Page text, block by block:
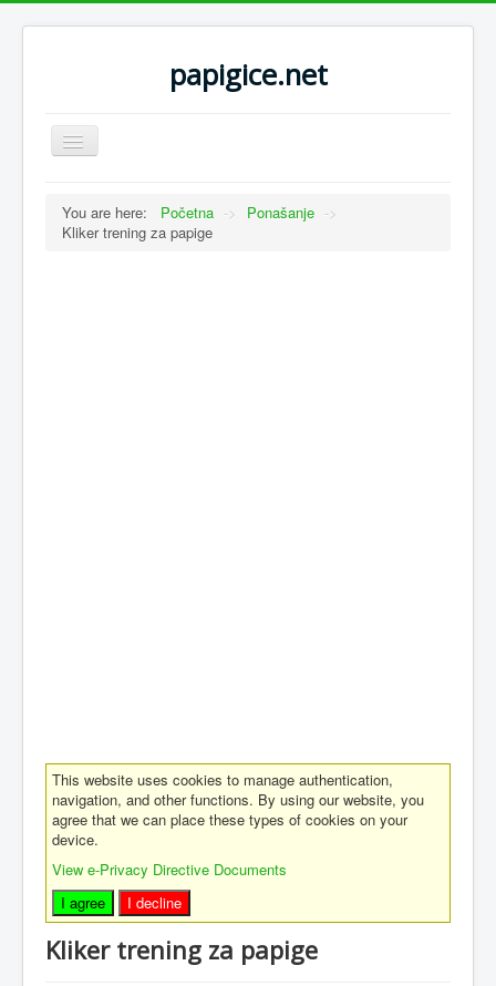
papigice.net
Toggle
Navigation
You are here: Početna -> Ponašanje ->
Kliker trening za papige
This website uses cookies to manage authentication,
navigation, and other functions. By using our website, you
agree that we can place these types of cookies on your
device.
View e-Privacy Directive Documents
I agree
I decline
Kliker trening za papige